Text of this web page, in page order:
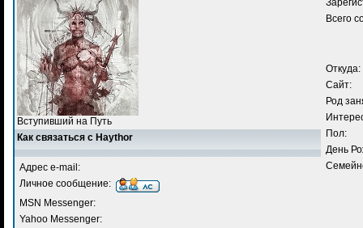
Вступивший на Путь
Всего
Откуда:
Сайт:
Род
Пол:
День
Как связаться с Haythor
Адрес e-mail:
Личное сообщение:
MSN Messenger:
Yahoo Messenger: